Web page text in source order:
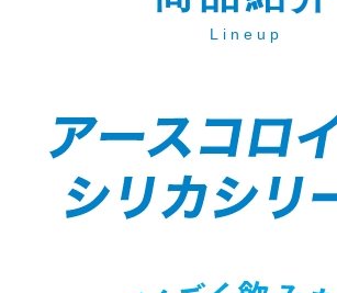
Lineup